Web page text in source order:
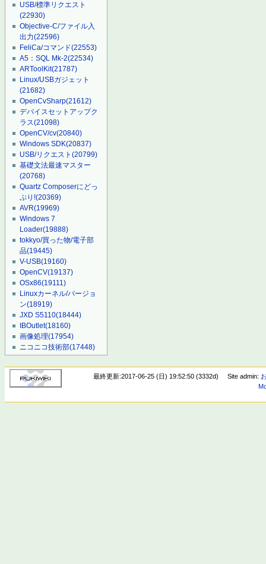
USB/標準リクエスト
(22930)
Objective-C/ファイル入
出力(22596)
FeliCa/コマンド(22553)
A5：SQL Mk-2(22534)
ARToolKit(21787)
Linux/USBガジェット
(21682)
OpenCvSharp(21612)
デバイスセットアップク
ラス(21098)
OpenCV/cv(20840)
Windows SDK(20837)
USB/リクエスト(20799)
基礎文法最速マスター
(20768)
Quartz Composerにどっ
ぷり!(20369)
AVR(19969)
Windows 7
Loader(19888)
tokkyo/買った物/電子部
品(19445)
V-USB(19160)
OpenCV(19137)
OSx86(19111)
Linuxカーネル/バージョ
ン(18919)
JXD S5110(18444)
IBOutlet(18160)
画像処理(17954)
ニコニコ技術部(17448)
最終更新:2017-06-25 (日) 19:52:50 (3332d) Site admin: